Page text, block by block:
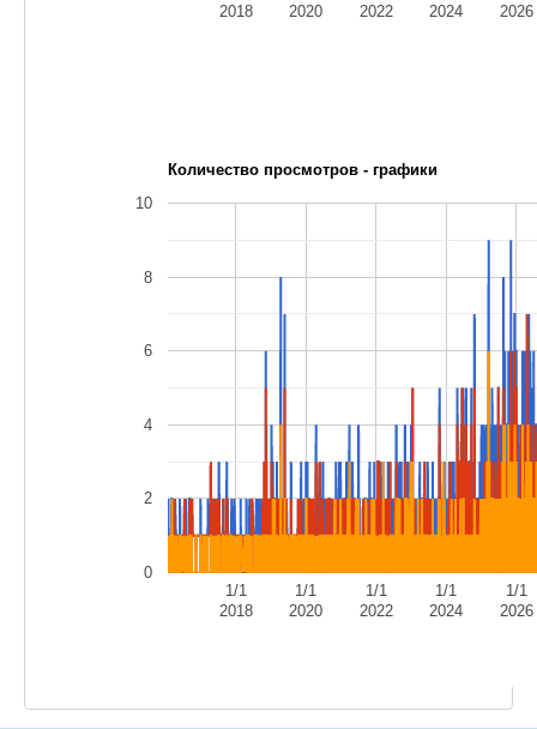
2018
2020
2022
2024
2026
Количество просмотров - графики
1/1
2018
1/1
2020
1/1
2022
1/1
2024
1/1
2026
0
2
4
6
8
10